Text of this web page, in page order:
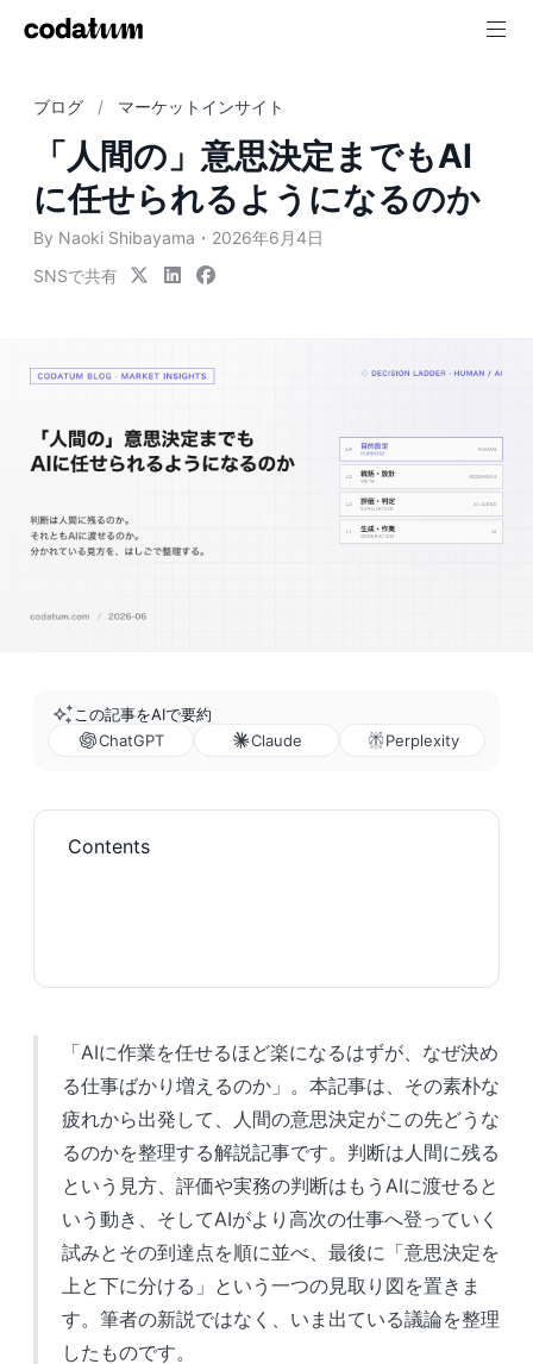
ブログ マーケットインサイト
「人間の」意思決定までもAI
に任せられるようになるのか
By Naoki Shibayama
2026年6月4日
SNSで共有
この記事をAIで要約
ChatGPT
Claude Perplexity
Contents
「AIに作業を任せるほど楽になるはずが、なぜ決め
る仕事ばかり増えるのか」。本記事は、その素朴な
疲れから出発して、人間の意思決定がこの先どうな
るのかを整理する解説記事です。判断は人間に残る
という見方、評価や実務の判断はもうAIに渡せると
いう動き、そしてAIがより高次の仕事へ登っていく
試みとその到達点を順に並べ、最後に「意思決定を
上と下に分ける」という一つの見取り図を置きま
す。筆者の新説ではなく、いま出ている議論を整理
したものです。